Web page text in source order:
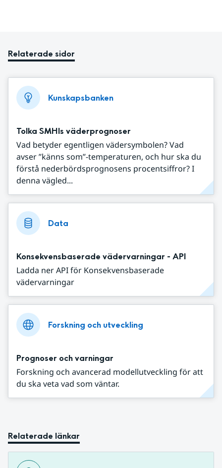
Relaterade sidor
Kunskapsbanken
Tolka SMHIs väderprognoser
Vad betyder egentligen vädersymbolen? Vad
avser ”känns som”-temperaturen, och hur ska du
förstå nederbördsprognosens procentsiffror? I
denna vägled...
Data
Konsekvensbaserade vädervarningar - API
Ladda ner API för Konsekvensbaserade
vädervarningar
Forskning och utveckling
Prognoser och varningar
Forskning och avancerad modellutveckling för att
du ska veta vad som väntar.
Relaterade länkar